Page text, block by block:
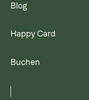
Blog
Happy Card
Buchen